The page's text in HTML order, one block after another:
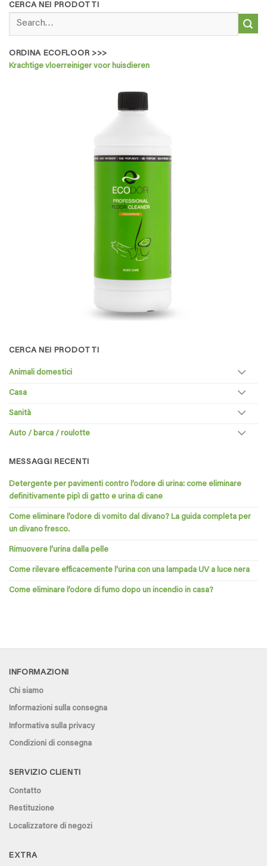
CERCA NEI PRODOTTI
for:
ORDINA ECOFLOOR >>>
Krachtige vloerreiniger voor huisdieren
CERCA NEI PRODOTTI
Animali domestici
Casa
Sanità
Auto / barca / roulotte
MESSAGGI RECENTI
Detergente per pavimenti contro l’odore di urina: come eliminare
definitivamente pipì di gatto e urina di cane
Come eliminare l’odore di vomito dal divano? La guida completa per
un divano fresco.
Rimuovere l’urina dalla pelle
Come rilevare efficacemente l’urina con una lampada UV a luce nera
Come eliminare l’odore di fumo dopo un incendio in casa?
INFORMAZIONI
Chi siamo
Informazioni sulla consegna
Informativa sulla privacy
Condizioni di consegna
SERVIZIO CLIENTI
Contatto
Restituzione
Localizzatore di negozi
EXTRA